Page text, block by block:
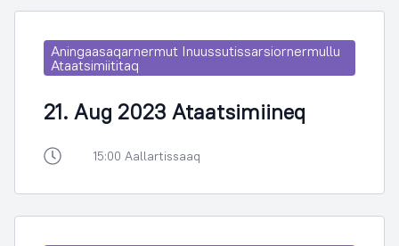
Aningaasaqarnermut Inuussutissarsiornermullu
Ataatsimiititaq
21. Aug 2023 Ataatsimiineq
15:00 Aallartissaaq